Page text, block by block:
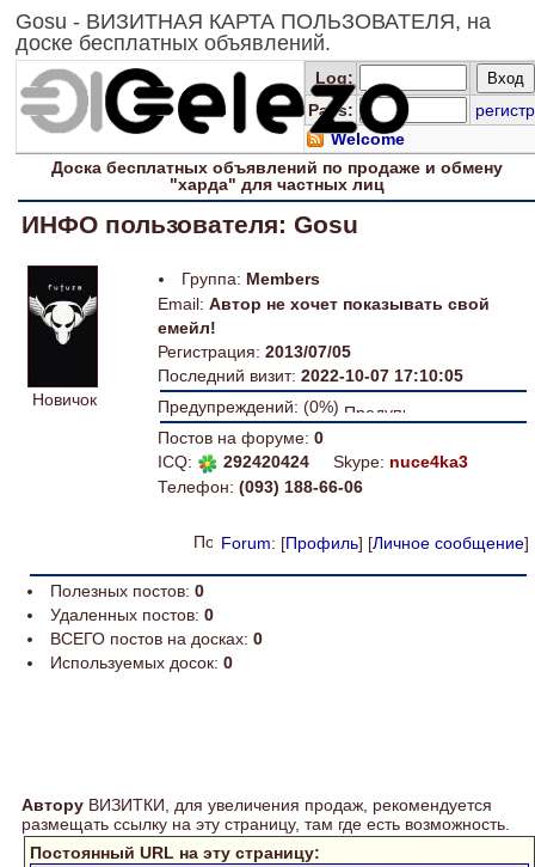
Gosu - ВИЗИТНАЯ КАРТА ПОЛЬЗОВАТЕЛЯ, на
доске бесплатных объявлений.
Log:
Pass:
регистр
Welcome
Доскабесплатных объявлений по продаже и обмену
"харда" длячастных лиц
ИНФО пользователя: Gosu
Новичок
Группа: Members
Email: Автор не хочет показывать свой
емейл!
Регистрация: 2013/07/05
Последний визит: 2022-10-07 17:10:05
Предупреждений: (0%)
Постов на форуме: 0
ICQ:
292420424 Skype: nuce4ka3
Телефон: (093) 188-66-06
Forum: [Профиль] [Личное сообщение]
Полезных постов: 0
Удаленных постов: 0
ВСЕГО постов на досках: 0
Используемых досок: 0
Автору ВИЗИТКИ, для увеличения продаж, рекомендуется
размещать ссылку на эту страницу, там где есть возможность.
Постоянный URL на эту страницу: